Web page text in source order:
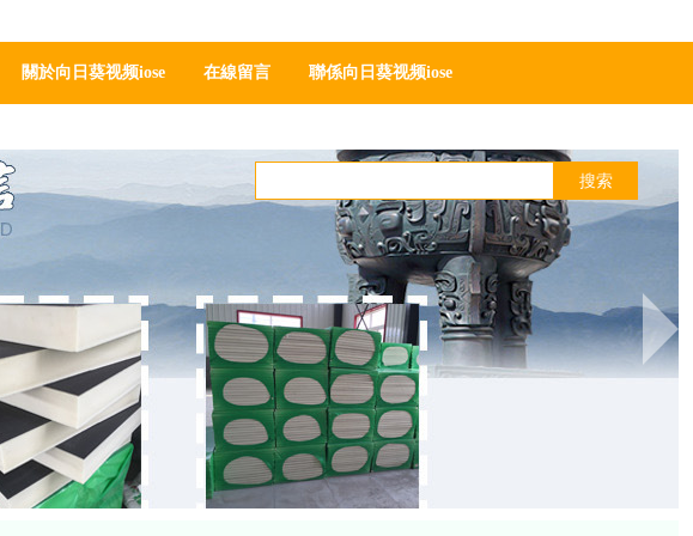
搜索
關於向日葵视频ioses下载二维码图
在線留言 聯係向日葵视频ioses下载官方